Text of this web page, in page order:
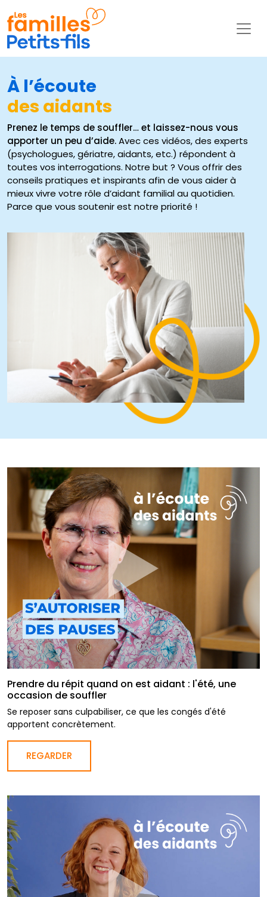
À l’écoute
des aidants
Prenez le temps de souffler… et laissez-nous vous
apporter un peu d’aide.Avec ces vidéos, des experts
(psychologues, gériatre, aidants, etc.) répondent à
toutes vos interrogations. Notre but ? Vous offrir des
conseils pratiques et inspirants afin de vous aider à
mieux vivre votre rôle d’aidant familial au quotidien.
Parce que vous soutenir est notre priorité !
Prendre du répit quand on est aidant : l'été, une
occasion de souffler
Se reposer sans culpabiliser, ce que les congés d'été
apportent concrètement.
REGARDER